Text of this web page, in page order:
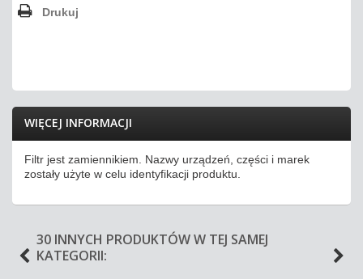
Drukuj
WIĘCEJ INFORMACJI
Filtr jest zamiennikiem. Nazwy urządzeń, części i marek
zostały użyte w celu identyfikacji produktu.
30 INNYCH PRODUKTÓW W TEJ SAMEJ
KATEGORII: